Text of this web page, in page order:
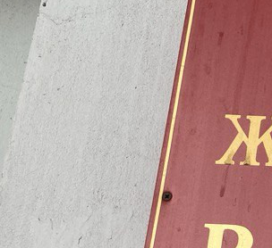
Общество
12.11.2025 06:45 608
2